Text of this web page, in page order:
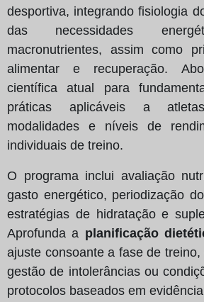
desportiva, integrando fisiologia
das necessidades
macronutrientes, assim como
alimentar e recuperação.
científica atual para
práticas aplicáveis a
modalidades e níveis de
individuais de treino.
O programa inclui avaliação
gasto energético, periodização
estratégias de hidratação e
Aprofunda a planificação
ajuste consoante a fase de
gestão de intolerâncias ou
protocolos baseados em